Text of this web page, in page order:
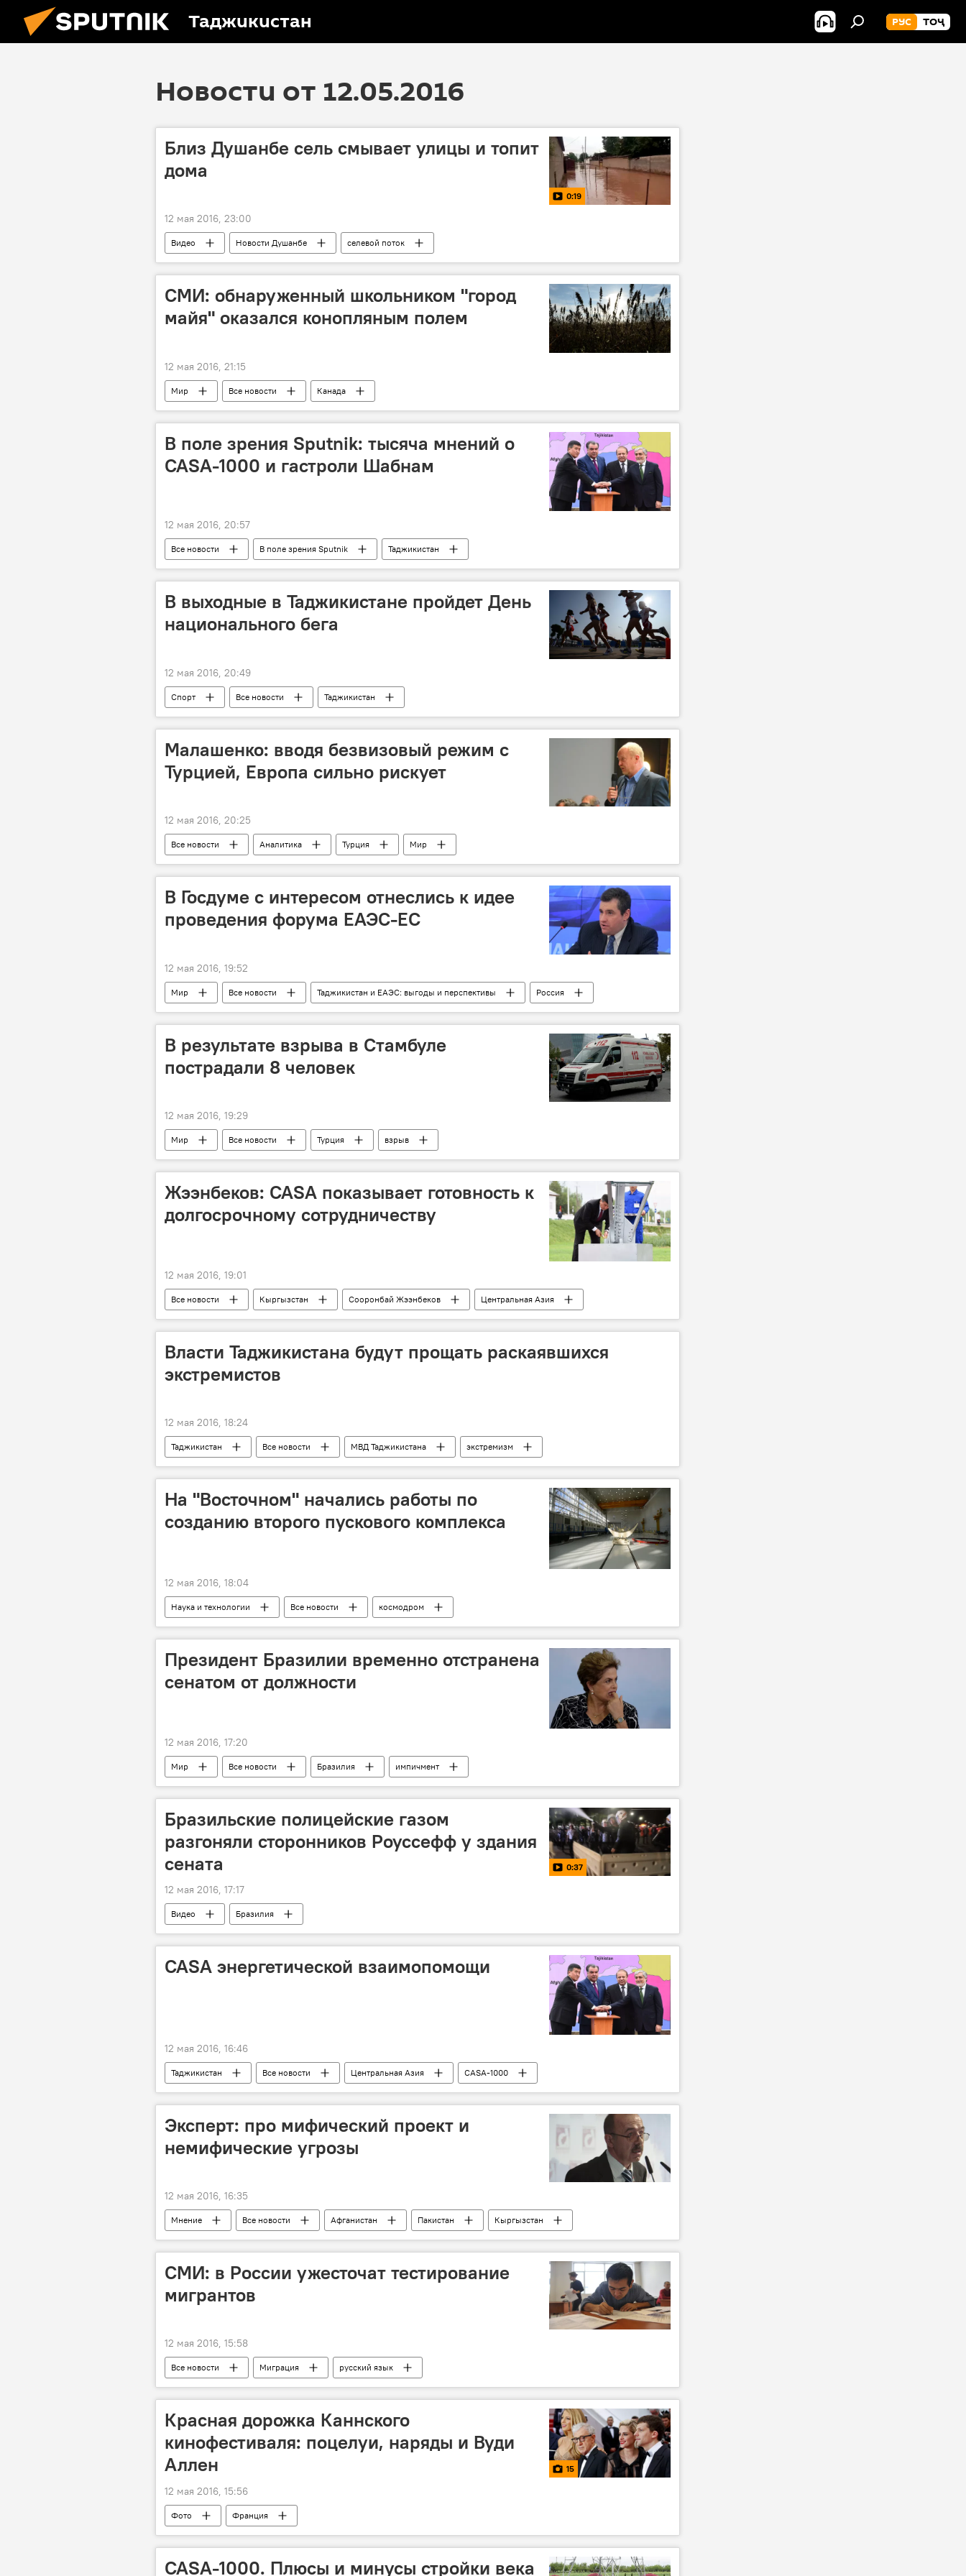
Таджикистан РУС ТОҶ
Новости от 12.05.2016
Близ Душанбе сель смывает улицы и топит
дома
0:19
12 мая 2016, 23:00
Видео Новости Душанбе селевой поток
СМИ: обнаруженный школьником "город
майя" оказался конопляным полем
12 мая 2016, 21:15
Мир Все новости Канада
В поле зрения Sputnik: тысяча мнений о
CASA-1000 и гастроли Шабнам
12 мая 2016, 20:57
Все новости В поле зрения Sputnik Таджикистан
В выходные в Таджикистане пройдет День
национального бега
12 мая 2016, 20:49
Спорт Все новости Таджикистан
Малашенко: вводя безвизовый режим с
Турцией, Европа сильно рискует
12 мая 2016, 20:25
Все новости Аналитика Турция Мир
В Госдуме с интересом отнеслись к идее
проведения форума ЕАЭС-ЕС
12 мая 2016, 19:52
Мир Все новости Таджикистан и ЕАЭС: выгоды и перспективы
Россия
ЕАЭС
Госдума РФ
В результате взрыва в Стамбуле
пострадали 8 человек
12 мая 2016, 19:29
Мир Все новости Турция взрыв
Жээнбеков: CASA показывает готовность к
долгосрочному сотрудничеству
12 мая 2016, 19:01
Все новости Кыргызстан Сооронбай Жээнбеков
Центральная Азия
Таджикистан
CASA-1000
Власти Таджикистана будут прощать раскаявшихся
экстремистов
12 мая 2016, 18:24
Таджикистан Все новости МВД Таджикистана
экстремизм
уголовная ответственность
На "Восточном" начались работы по
созданию второго пускового комплекса
12 мая 2016, 18:04
Наука и технологии Все новости космодром
Президент Бразилии временно отстранена
сенатом от должности
12 мая 2016, 17:20
Мир Все новости Бразилия импичмент
Бразильские полицейские газом
разгоняли сторонников Роуссефф у здания
сената
0:37
12 мая 2016, 17:17
Видео Бразилия
CASA энергетической взаимопомощи
12 мая 2016, 16:46
Таджикистан Все новости Центральная Азия CASA-1000
Эксперт: про мифический проект и
немифические угрозы
12 мая 2016, 16:35
Мнение Все новости Афганистан Пакистан
Кыргызстан
Таджикистан
CASA-1000
СМИ: в России ужесточат тестирование
мигрантов
12 мая 2016, 15:58
Все новости Миграция
русский язык
Новости мигрантов из Центральной Азии в России
Россия
Красная дорожка Каннского
кинофестиваля: поцелуи, наряды и Вуди
Аллен
15
12 мая 2016, 15:56
Фото Франция
CASA-1000. Плюсы и минусы стройки века